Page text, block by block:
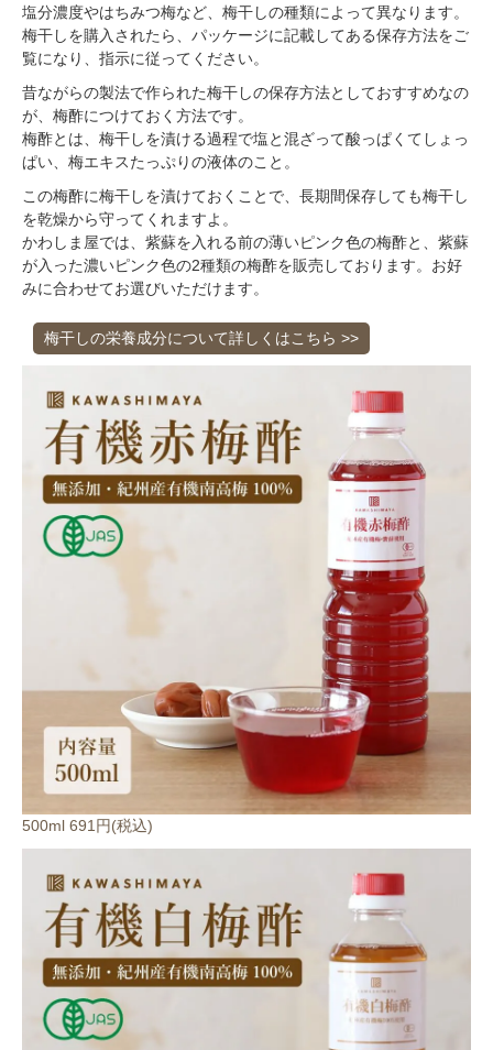
塩分濃度やはちみつ梅など、梅干しの種類によって異なります。
梅干しを購入されたら、パッケージに記載してある保存方法をご
覧になり、指示に従ってください。
昔ながらの製法で作られた梅干しの保存方法としておすすめなの
が、梅酢につけておく方法です。
梅酢とは、梅干しを漬ける過程で塩と混ざって酸っぱくてしょっ
ぱい、梅エキスたっぷりの液体のこと。
この梅酢に梅干しを漬けておくことで、長期間保存しても梅干し
を乾燥から守ってくれますよ。
かわしま屋では、紫蘇を入れる前の薄いピンク色の梅酢と、紫蘇
が入った濃いピンク色の2種類の梅酢を販売しております。お好
みに合わせてお選びいただけます。
梅干しの栄養成分について詳しくはこちら >>
500ml 691円(税込)